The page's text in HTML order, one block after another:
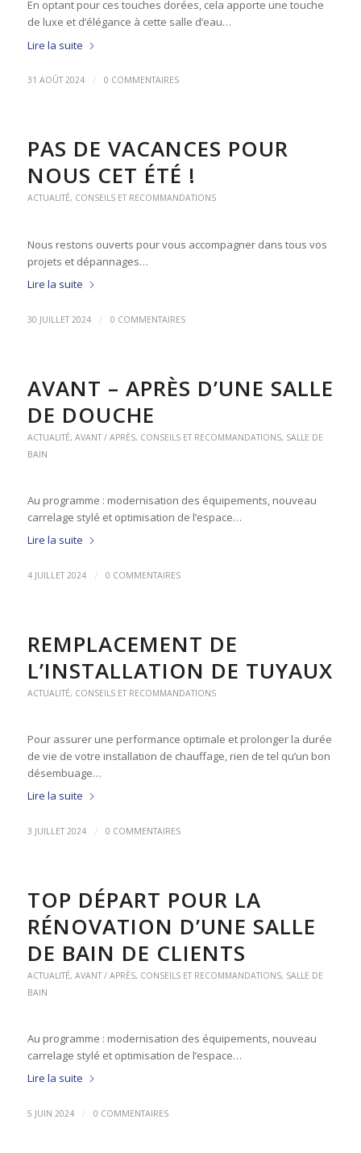
En optant pour ces touches dorées, cela apporte une touche
de luxe et d’élégance à cette salle d’eau…
Lire la suite
31 AOÛT 2024 / 0 COMMENTAIRES
PAS DE VACANCES POUR
NOUS CET ÉTÉ !
ACTUALITÉ, CONSEILS ET RECOMMANDATIONS
Nous restons ouverts pour vous accompagner dans tous vos
projets et dépannages…
Lire la suite
30 JUILLET 2024 / 0 COMMENTAIRES
AVANT – APRÈS D’UNE SALLE
DE DOUCHE
ACTUALITÉ, AVANT / APRÈS, CONSEILS ET RECOMMANDATIONS, SALLE DE
BAIN
Au programme : modernisation des équipements, nouveau
carrelage stylé et optimisation de l’espace…
Lire la suite
4 JUILLET 2024 / 0 COMMENTAIRES
REMPLACEMENT DE
L’INSTALLATION DE TUYAUX
ACTUALITÉ, CONSEILS ET RECOMMANDATIONS
Pour assurer une performance optimale et prolonger la durée
de vie de votre installation de chauffage, rien de tel qu’un bon
désembuage…
Lire la suite
3 JUILLET 2024 / 0 COMMENTAIRES
TOP DÉPART POUR LA
RÉNOVATION D’UNE SALLE
DE BAIN DE CLIENTS
ACTUALITÉ, AVANT / APRÈS, CONSEILS ET RECOMMANDATIONS, SALLE DE
BAIN
Au programme : modernisation des équipements, nouveau
carrelage stylé et optimisation de l’espace…
Lire la suite
5 JUIN 2024 / 0 COMMENTAIRES